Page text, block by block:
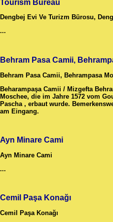
Tourism Bureau
Dengbej Evi Ve Turizm Bürosu,
...
Behram Pasa Camii,
Behram Pasa Camii, Behrampasa
Beharampaşa Camii / Mizgefta
Moschee, die im Jahre 1572 vom
Pascha , erbaut wurde.
am Eingang.
Ayn Minare Cami
Ayn Minare Cami
...
Cemil Paşa Konağı
Cemil Paşa Konağı